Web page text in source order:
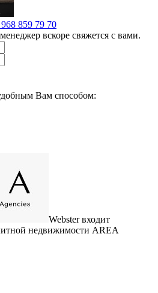
859 79 70
вскоре свяжется с вами.
Вам способом:
Webster входит
недвижимости AREA